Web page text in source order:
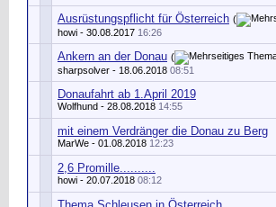
Ausrüstungspflicht für Österreich (
howi - 30.08.2017 16:26
Ankern an der Donau (
sharpsolver - 18.06.2018 08:51
Donaufahrt ab 1.April 2019
Wolfhund - 28.08.2018 14:55
mit einem Verdränger die Donau zu Berg
MarWe - 01.08.2018 12:23
2,6 Promille..........
howi - 20.07.2018 08:12